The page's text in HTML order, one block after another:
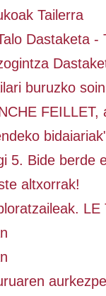
Tailerra
Dastaketa -
buruzko
5. Bide berde
altxorrak!
LE